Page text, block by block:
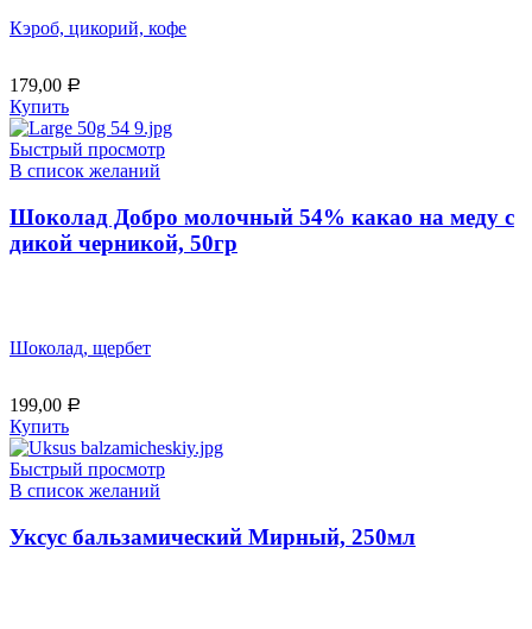
Кэроб, цикорий, кофе
179,00 Р
Купить
Быстрый просмотр
В список желаний
Шоколад Добро молочный 54% какао на меду с
дикой черникой, 50гр
Шоколад, щербет
199,00 Р
Купить
Быстрый просмотр
В список желаний
Уксус бальзамический Мирный, 250мл